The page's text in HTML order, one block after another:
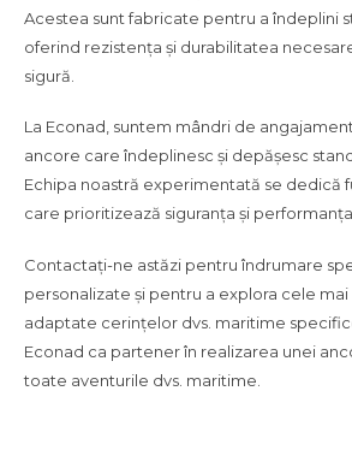
Acestea sunt fabricate pentru a îndeplini
oferind rezistența și durabilitatea
sigură.
La Econad, suntem mândri de
ancore care îndeplinesc și depășesc
Echipa noastră experimentată se dedică
care prioritizează siguranța și
Contactați-ne astăzi pentru îndrumare
personalizate și pentru a explora cele
adaptate cerințelor dvs. maritime
Econad ca partener în realizarea unei
toate aventurile dvs. maritime.